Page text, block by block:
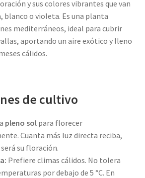
y sus colores vibrantes que van
blanco o violeta. Es una planta
mediterráneos, ideal para cubrir
aportando un aire exótico y lleno
cálidos.
de cultivo
pleno solpara florecer
Cuanta más luz directa reciba,
su floración.
Prefiere climas cálidos. No tolera
por debajo de 5 °C. En